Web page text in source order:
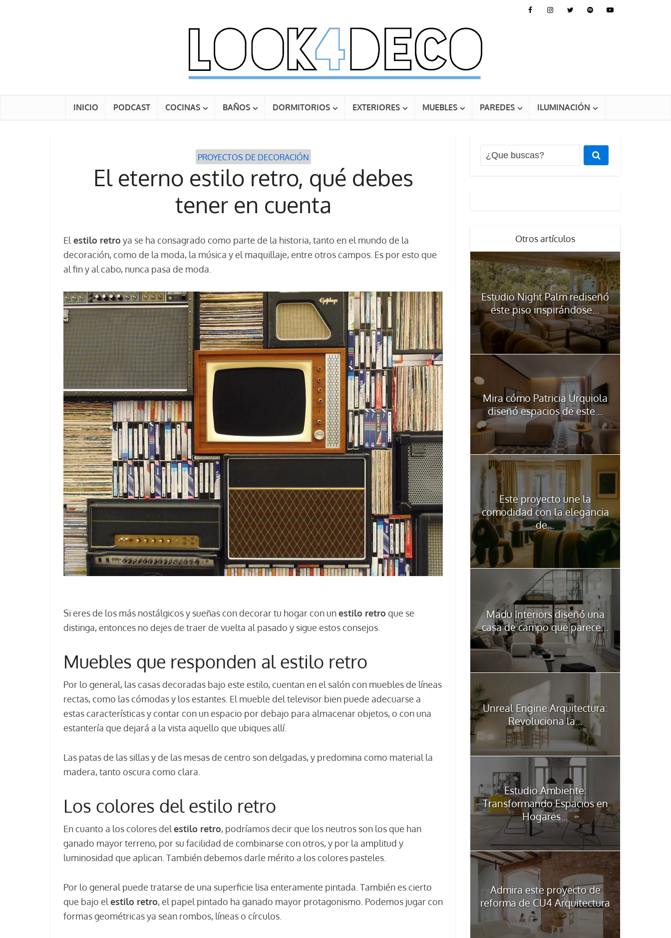
INICIO PODCAST COCINAS BAÑOS DORMITORIOS EXTERIORES MUEBLES PAREDES ILUMINACIÓN
PROYECTOS DE DECORACIÓN
El eterno estilo retro, qué debes
tener en cuenta
El estilo retro ya se ha consagrado como parte de la historia, tanto en el mundo de la
decoración, como de la moda, la música y el maquillaje, entre otros campos. Es por esto que
al fin y al cabo, nunca pasa de moda.
Si eres de los más nostálgicos y sueñas con decorar tu hogar con unestilo retro que se
distinga, entonces no dejes de traer de vuelta al pasado y sigue estos consejos.
Muebles que responden al estilo retro
Por lo general, las casas decoradas bajo este estilo, cuentan en el salón con muebles de líneas
rectas, como las cómodas y los estantes. El mueble del televisor bien puede adecuarse a
estas características y contar con un espacio por debajo para almacenar objetos, o con una
estantería que dejará a la vista aquello que ubiques allí.
Las patas de las sillas y de las mesas de centro son delgadas, y predomina como material la
madera, tanto oscura como clara.
Los colores del estilo retro
En cuanto a los colores del estilo retro, podríamos decir que los neutros son los que han
ganado mayor terreno, por su facilidad de combinarse con otros, y por la amplitud y
luminosidad que aplican. También debemos darle mérito a los colores pasteles.
Por lo general puede tratarse de una superficie lisa enteramente pintada. También es cierto
que bajo el estilo retro, el papel pintado ha ganado mayor protagonismo. Podemos jugar con
formas geométricas ya sean rombos, líneas o círculos.
Otros artículos
Estudio Night Palm rediseñó
este piso inspirándose...
Mira cómo Patricia Urquiola
diseñó espacios de este...
Este proyecto une la
comodidad con la elegancia
de...
Madu Interiors diseñó una
casa de campo que parece...
Unreal Engine Arquitectura:
Revoluciona la...
Estudio Ambiente:
Transformando Espacios en
Hogares...
Admira este proyecto de
reforma de CU4 Arquitectura